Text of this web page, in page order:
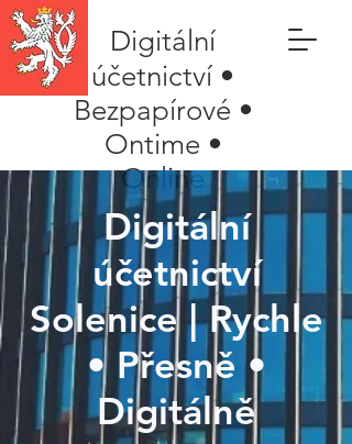
Digitální
účetnictví •
Bezpapírové •
Ontime •
Online
Digitální
účetnictví
Solenice | Rychle
• Přesně •
Digitálně